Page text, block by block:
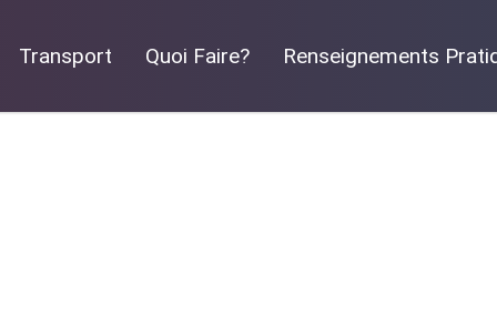
Transport Quoi Faire? Renseignements